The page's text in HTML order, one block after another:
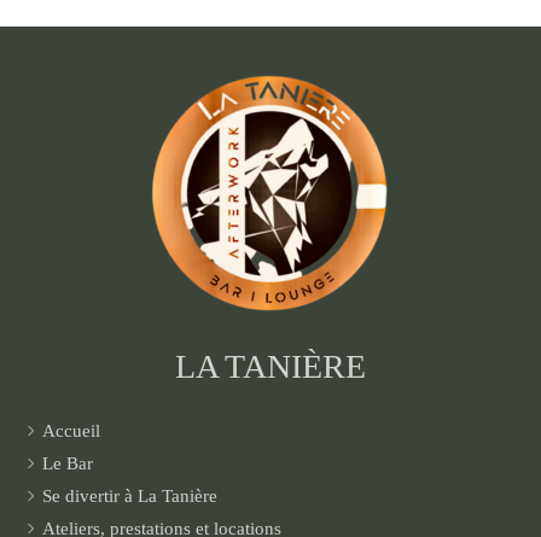
LA TANIÈRE
Accueil
Le Bar
Se divertir à La Tanière
Ateliers, prestations et locations